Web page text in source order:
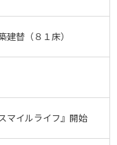
替（８１床）
マイルライフ』開始